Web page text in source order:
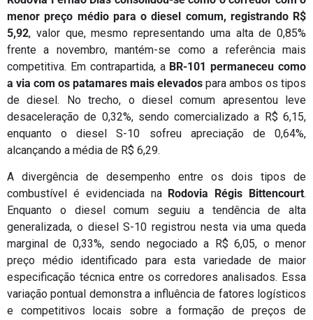
menor preço médio para o diesel comum, registrando R$
5,92, valor que, mesmo representando uma alta de 0,85%
frente a novembro, mantém-se como a referência mais
competitiva. Em contrapartida, a BR-101 permaneceu como
a via com os patamares mais elevados para ambos os tipos
de diesel. No trecho, o diesel comum apresentou leve
desaceleração de 0,32%, sendo comercializado a R$ 6,15,
enquanto o diesel S-10 sofreu apreciação de 0,64%,
alcançando a média de R$ 6,29.
A divergência de desempenho entre os dois tipos de
combustível é evidenciada na Rodovia Régis Bittencourt.
Enquanto o diesel comum seguiu a tendência de alta
generalizada, o diesel S-10 registrou nesta via uma queda
marginal de 0,33%, sendo negociado a R$ 6,05, o menor
preço médio identificado para esta variedade de maior
especificação técnica entre os corredores analisados. Essa
variação pontual demonstra a influência de fatores logísticos
e competitivos locais sobre a formação de preços de